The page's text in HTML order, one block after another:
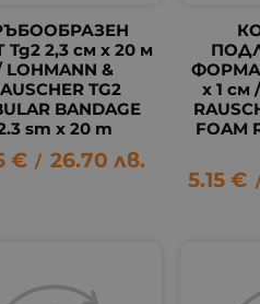
Tg2 2,3 см х 20 м
LOHMANN &
TG2
BANDAGE
sm х 20 m
€ / 26.70 лв.
ФОРМА
х 1 см
FOAM
5.15 €